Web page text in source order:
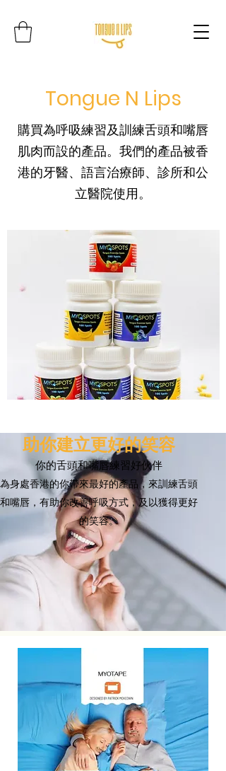
Tongue N Lips
購買為呼吸練習及訓練舌頭和嘴唇
肌肉而設的產品。 我們的產品被香
港的牙醫、語言治療師、診所和公
立醫院使用。
助你建立更好的笑容
你的舌頭和嘴唇練習好伙伴
為身處香港的你帶來最好的產品，來訓練舌頭
和嘴唇，有助你改善呼吸方式，及以獲得更好
的笑容。